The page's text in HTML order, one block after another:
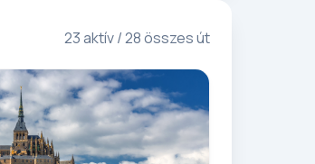
23 aktív / 28 összes út